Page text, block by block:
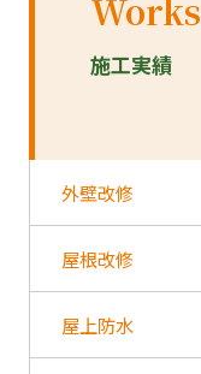
Works
施工実績
外壁改修
屋根改修
屋上防水